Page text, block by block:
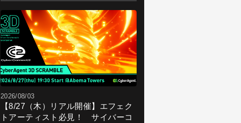
2026/08/03
【8/27（木）リアル開催】エフェク
トアーティスト必見！ サイバーコ